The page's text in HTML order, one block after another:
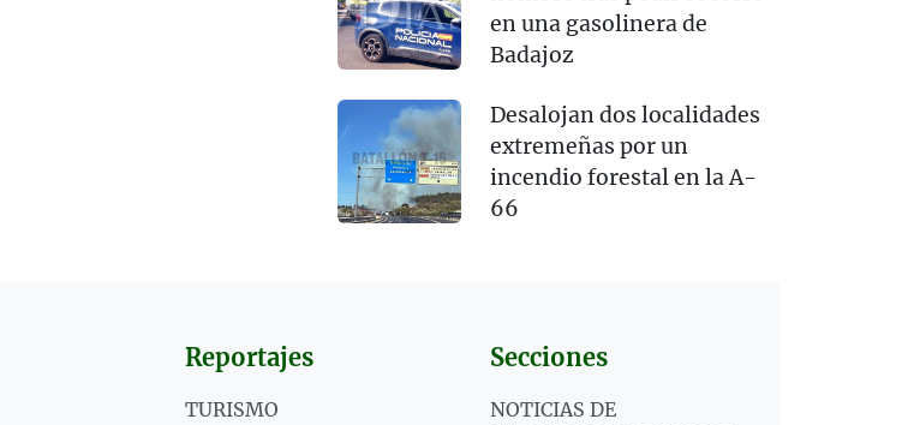
en una gasolinera de
Badajoz
Desalojan dos localidades
extremeñas por un
incendio forestal en la A-
66
Reportajes
TURISMO
Secciones
NOTICIAS DE